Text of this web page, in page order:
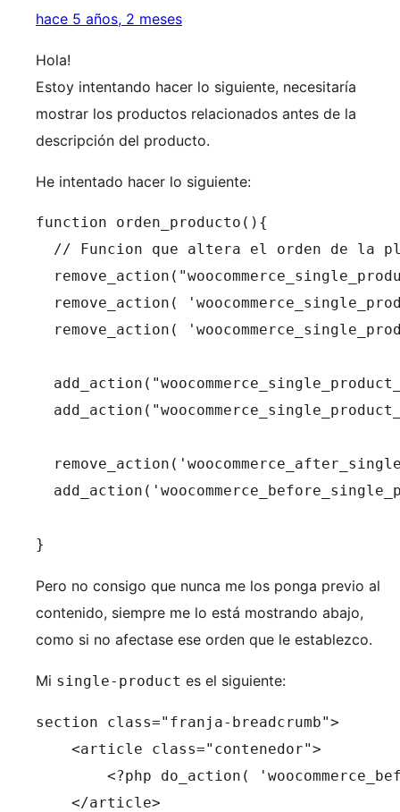
hace 5 años, 2 meses
Hola!
Estoy intentando hacer lo siguiente, necesitaría
mostrar los productos relacionados antes de la
descripción del producto.
He intentado hacer lo siguiente:
function orden_producto(){
// Funcion que altera el orden de la
remove_action(
remove_action(
}
Pero no consigo que nunca me los ponga previo al
contenido, siempre me lo está mostrando abajo,
como si no afectase ese orden que le establezco.
Mi single-product es el siguiente:
section class="franja-breadcrumb">
    <article class="contenedor">
<?php do_action(
    </article>